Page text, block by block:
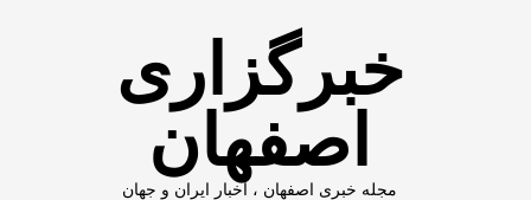
خبرگزاری
اصفهان
مجله خبری اصفهان ، اخبار ایران و جهان